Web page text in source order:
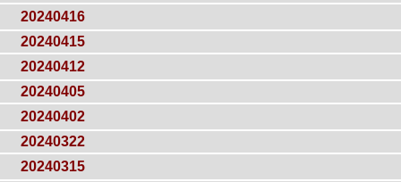
20240416
20240415
20240412
20240405
20240402
20240322
20240315